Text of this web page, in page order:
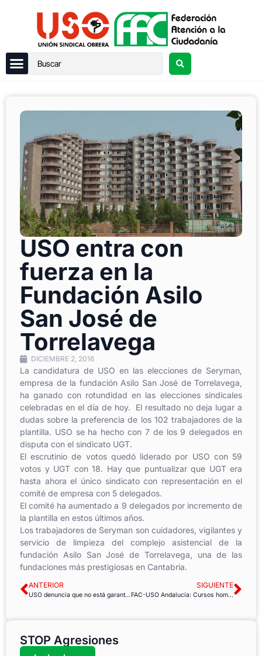
USO entra con
fuerza en la
Fundación Asilo
San José de
Torrelavega
DICIEMBRE 2, 2016
La candidatura de USO en las elecciones de Seryman,
empresa de la fundación Asilo San José de Torrelavega,
ha ganado con rotundidad en las elecciones sindicales
celebradas en el día de hoy. El resultado no deja lugar a
dudas sobre la preferencia de los 102 trabajadores de la
plantilla. USO se ha hecho con 7 de los 9 delegados en
disputa con el sindicato UGT.
El escrutinio de votos quedó liderado por USO con 59
votos y UGT con 18. Hay que puntualizar que UGT era
hasta ahora el único sindicato con representación en el
comité de empresa con 5 delegados.
El comité ha aumentado a 9 delegados por incremento de
la plantilla en estos últimos años.
Los trabajadores de Seryman son cuidadores, vigilantes y
servicio de limpieza del complejo asistencial de la
fundación Asilo San José de Torrelavega, una de las
fundaciones más prestigiosas en Cantabria.
ANTERIOR
USO denuncia que no está garantizada la independencia de los Tribunales de Selección para Bomberos de la Diputación de Badajoz
SIGUIENTE
FAC-USO Andalucía: Cursos homologados
STOP Agresiones